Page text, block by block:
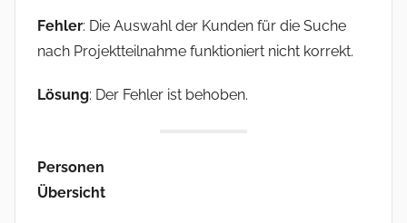
Fehler: Die Auswahl der Kunden für die Suche
nach Projektteilnahme funktioniert nicht korrekt.
Lösung: Der Fehler ist behoben.
Personen
Übersicht